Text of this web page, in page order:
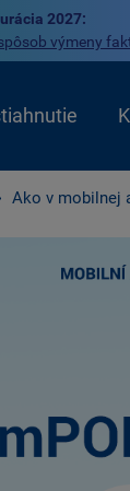
2027:
výmeny
Ako v mobilnej